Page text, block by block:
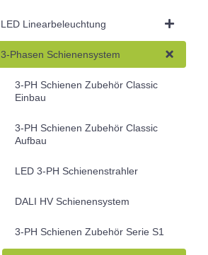
LED Linearbeleuchtung
3-Phasen Schienensystem
3-PH Schienen Zubehör Classic
Einbau
3-PH Schienen Zubehör Classic
Aufbau
LED 3-PH Schienenstrahler
DALI HV Schienensystem
3-PH Schienen Zubehör Serie S1